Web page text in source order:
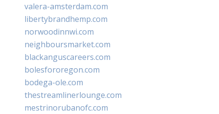
valera-amsterdam.com
libertybrandhemp.com
norwoodinnwi.com
neighboursmarket.com
blackanguscareers.com
bolesfororegon.com
bodega-ole.com
thestreamlinerlounge.com
mestrinorubanofc.com